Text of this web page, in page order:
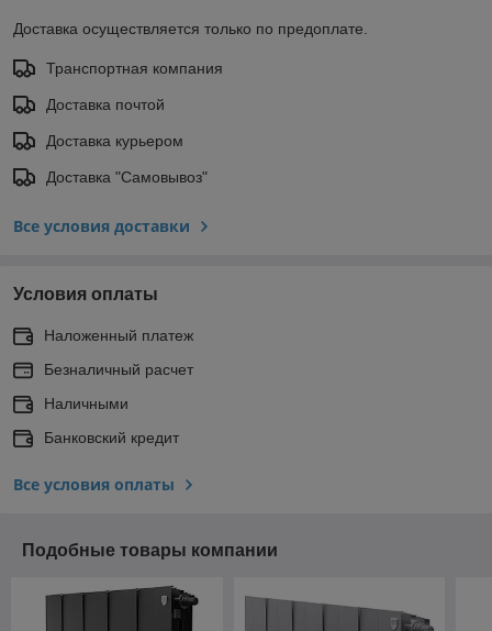
Доставка осуществляется только по предоплате.
Транспортная компания
Доставка почтой
Доставка курьером
Доставка "Самовывоз"
Все условия доставки
Условия оплаты
Наложенный платеж
Безналичный расчет
Наличными
Банковский кредит
Все условия оплаты
Подобные товары компании